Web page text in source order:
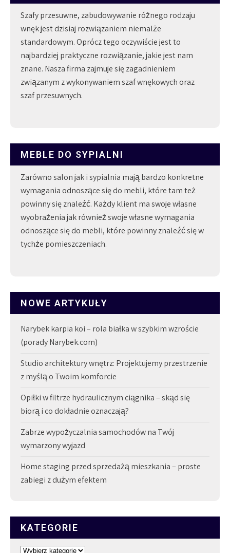
Szafy przesuwne, zabudowywanie różnego rodzaju
wnęk jest dzisiaj rozwiązaniem niemalże
standardowym. Oprócz tego oczywiście jest to
najbardziej praktyczne rozwiązanie, jakie jest nam
znane. Nasza firma zajmuje się zagadnieniem
związanym z wykonywaniem szaf wnękowych oraz
szaf przesuwnych.
MEBLE DO SYPIALNI
Zarówno salon jak i sypialnia mają bardzo konkretne
wymagania odnoszące się do mebli, które tam też
powinny się znaleźć. Każdy klient ma swoje własne
wyobrażenia jak również swoje własne wymagania
odnoszące się do mebli, które powinny znaleźć się w
tychże pomieszczeniach.
NOWE ARTYKUŁY
Narybek karpia koi – rola białka w szybkim wzroście
(porady Narybek.com)
Studio architektury wnętrz: Projektujemy przestrzenie
z myślą o Twoim komforcie
Opiłki w filtrze hydraulicznym ciągnika – skąd się
biorą i co dokładnie oznaczają?
Zabrze wypożyczalnia samochodów na Twój
wymarzony wyjazd
Home staging przed sprzedażą mieszkania – proste
zabiegi z dużym efektem
KATEGORIE
Kategorie